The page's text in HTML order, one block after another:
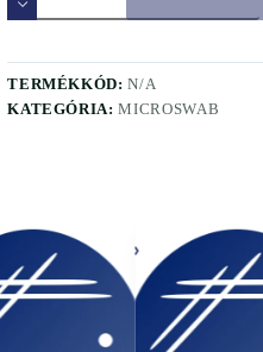
TERMÉKKÓD:N/A
KATEGÓRIA:MICROSWAB